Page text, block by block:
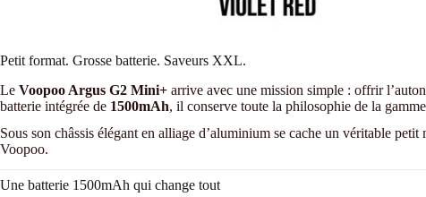
Petit format. Grosse batterie. Saveurs XXL.
Le Voopoo Argus G2 Mini+ arrive avec une mission simple : offrir
batterie intégrée de 1500mAh, il conserve toute la philosophie de la
Sous son châssis élégant en alliage d’aluminium se cache un véritable
Voopoo.
Une batterie 1500mAh qui change tout